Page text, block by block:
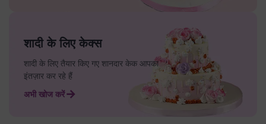
शादी के लिए केक्स
शादी के लिए तैयार किए गए शानदार केक आपका
इंतज़ार कर रहे हैं
अभी खोज करें